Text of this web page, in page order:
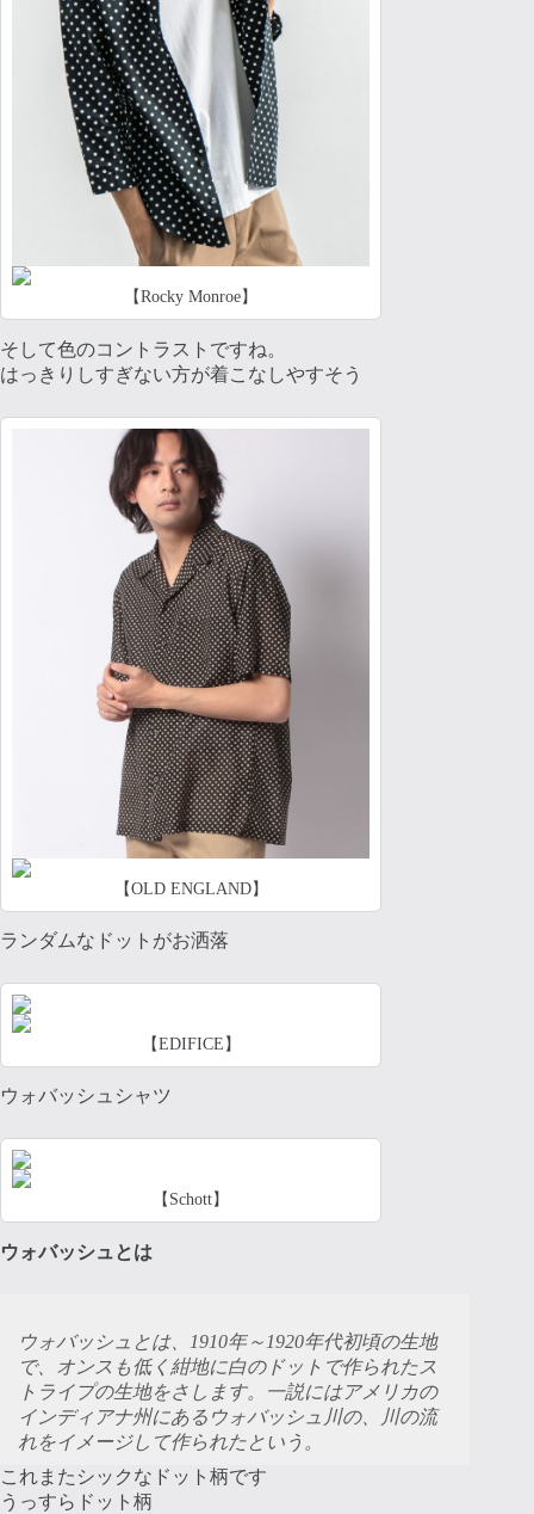
【Rocky Monroe】
そして色のコントラストですね。
はっきりしすぎない方が着こなしやすそう
【OLD ENGLAND】
ランダムなドットがお洒落
【EDIFICE】
ウォバッシュシャツ
【Schott】
ウォバッシュとは
ウォバッシュとは、1910年～1920年代初頃の生地
で、オンスも低く紺地に白のドットで作られたス
トライプの生地をさします。一説にはアメリカの
インディアナ州にあるウォバッシュ川の、川の流
れをイメージして作られたという。
これまたシックなドット柄です
うっすらドット柄